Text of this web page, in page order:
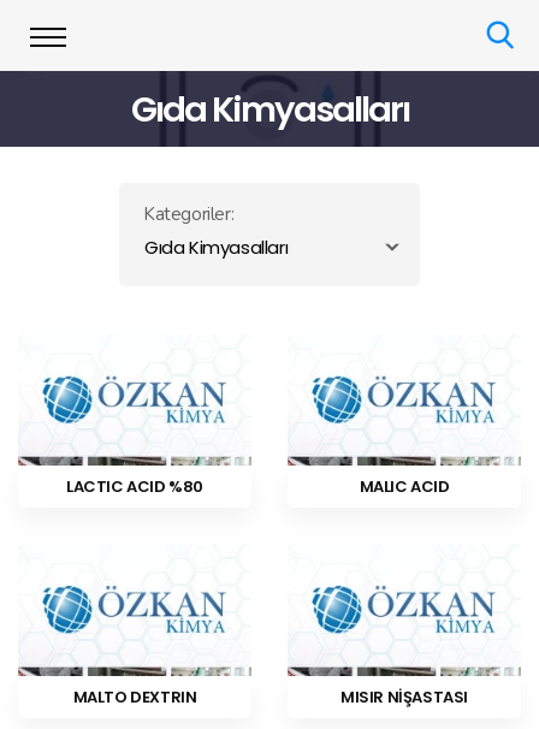
Gıda Kimyasalları
Kategoriler:
Gıda Kimyasalları
LACTIC ACID %80 MALIC ACID
MALTO DEXTRIN MISIR NİŞASTASI